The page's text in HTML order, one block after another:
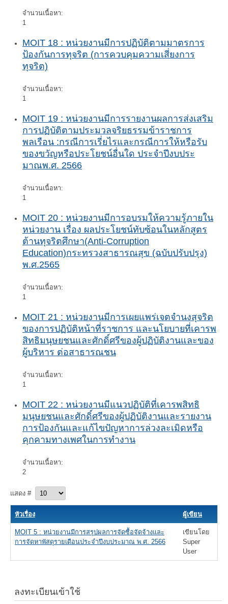
จำนวนเนื้อหา:
1
MOIT 18 : หน่วยงานมีการปฏิบัติตามมาตรการ
ป้องกันการทุจริต (การควบคุมความเสี่ยงการ
ทุจริต)
จำนวนเนื้อหา:
1
MOIT 19 : หน่วยงานมีการรายงานผลการส่งเสริม
การปฏิบัติตามประมวลจริยธรรมข้าราชการ
พลเรือน :กรณีการเรี่ยไรและกรณีการให้หรือรับ
ของขวัญหรือประโยชน์อื่นใด ประจำปีงบประ
มาณพ.ศ. 2566
จำนวนเนื้อหา:
1
MOIT 20 : หน่วยงานมีการอบรมให้ความรู้ภายใน
หน่วยงาน เรื่อง ผลประโยชน์ทับซ้อนในหลักสูตร
ต้านทุจริตศึกษา(Anti-Corruption
Education)กระทรวงสาธารณสุข (ฉบับปรับปรุง)
พ.ศ.2565
จำนวนเนื้อหา:
1
MOIT 21 : หน่วยงานมีการเผยแพร่เจตจำนงสุจริต
ของการปฏิบัติหน้าที่ราชการ และนโยบายที่เคารพ
สิทธิมนุษยชนและศักดิ์ศรีของผู้ปฏิบัติงานและของ
ผู้บริหาร ต่อสาธารณชน
จำนวนเนื้อหา:
1
MOIT 22 : หน่วยงานมีแนวปฏิบัติที่เคารพสิทธิ
มนุษยชนและศักดิ์ศรีของผู้ปฏิบัติงานและรายงาน
การป้องกันและแก้ไขปัญหาการล่วงละเมิดหรือ
คุกคามทางเพศในการทำงาน
จำนวนเนื้อหา:
2
แสดง #
หัวเรื่อง ผู้เขียน
MOIT 5 : หน่วยงานมีการสรุปผลการจัดซื้อจัดจ้างและ
การจัดหาพัสดุรายเดือนประจำปีงบประมาณ พ.ศ. 2566
เขียนโดย
Super
User
ลงทะเบียนเข้าใช้